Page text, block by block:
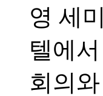
영 세
텔에
회의